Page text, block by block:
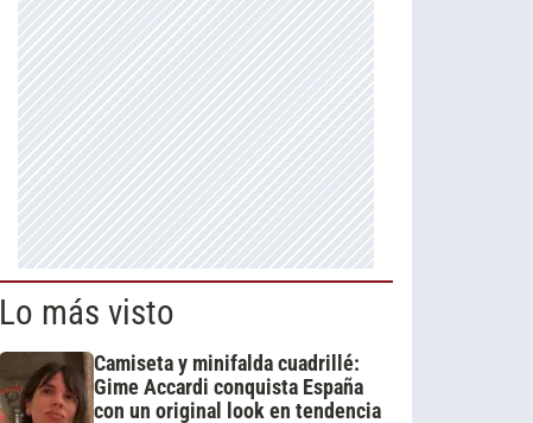
Lo más visto
Camiseta y minifalda cuadrillé:
Gime Accardi conquista España
con un original look en tendencia